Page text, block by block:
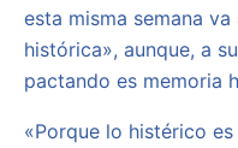
esta misma semana
histórica», aunque, a
pactando es memoria
«Porque lo histérico